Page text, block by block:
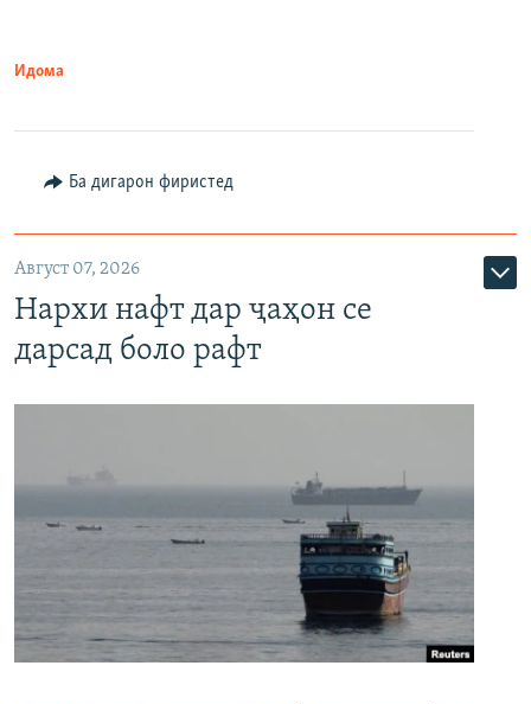
Идома
Ба дигарон фиристед
Август 07, 2026
Нархи нафт дар ҷаҳон се
дарсад боло рафт